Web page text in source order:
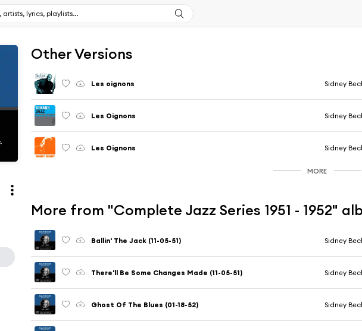
Other Versions
Les oignons Sidney
Les Oignons Sidney
Les Oignons Sidney
MORE
More from "Complete Jazz Series 1951 - 1952"
Ballin' The Jack (11-05-51) Sidney
There'll Be Some Changes Made (11-05-51) Sidney
Ghost Of The Blues (01-18-52) Sidney